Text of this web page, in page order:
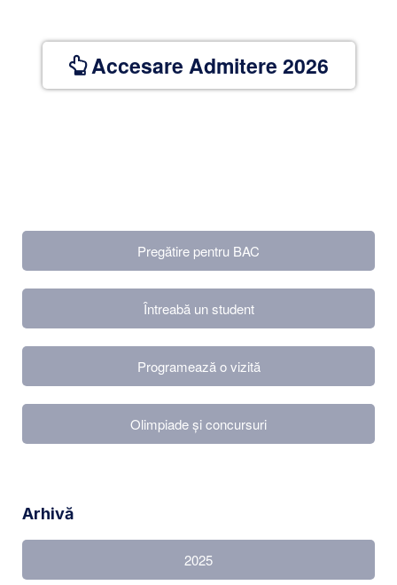
proc|
Pregătire pentru BAC
Întreabă un student
Programează o vizită